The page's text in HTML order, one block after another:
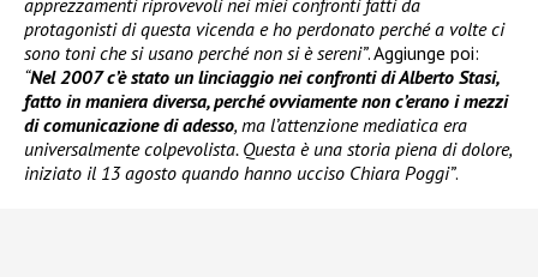
apprezzamenti riprovevoli nei miei confronti fatti da
protagonisti di questa vicenda e ho perdonato perché a volte ci
sono toni che si usano perché non si è sereni”. Aggiunge poi:
“Nel 2007 c’è stato un linciaggio nei confronti di Alberto Stasi,
fatto in maniera diversa, perché ovviamente non c’erano i mezzi
di comunicazione di adesso, ma l’attenzione mediatica era
universalmente colpevolista. Questa è una storia piena di dolore,
iniziato il 13 agosto quando hanno ucciso Chiara Poggi”.